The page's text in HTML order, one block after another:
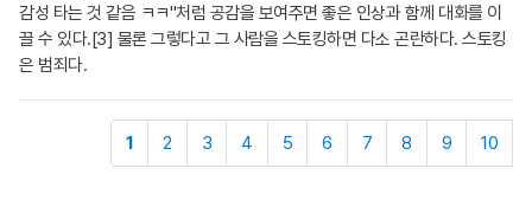
감성 타는 것 같음 ㅋㅋ"처럼 공감을 보여주면 좋은 인상과 함께 대화를 이
끌 수 있다.[3] 물론 그렇다고 그 사람을 스토킹하면 다소 곤란하다. 스토킹
은 범죄다.
1 2 3 4 5 6 7 8 9 10